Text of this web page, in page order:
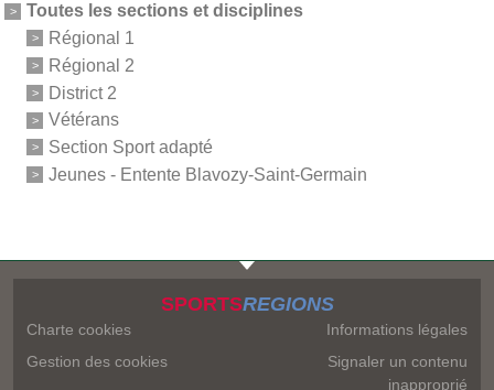
Toutes les sections et disciplines
Régional 1
Régional 2
District 2
Vétérans
Section Sport adapté
Jeunes - Entente Blavozy-Saint-Germain
SPORTSREGIONS
Charte cookies
Gestion des cookies
Informations légales
Signaler un contenu
inapproprié